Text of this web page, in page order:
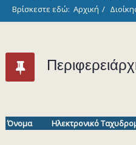
Βρίσκεστε εδώ: Αρχική
Όνομα Ηλεκτρονικό